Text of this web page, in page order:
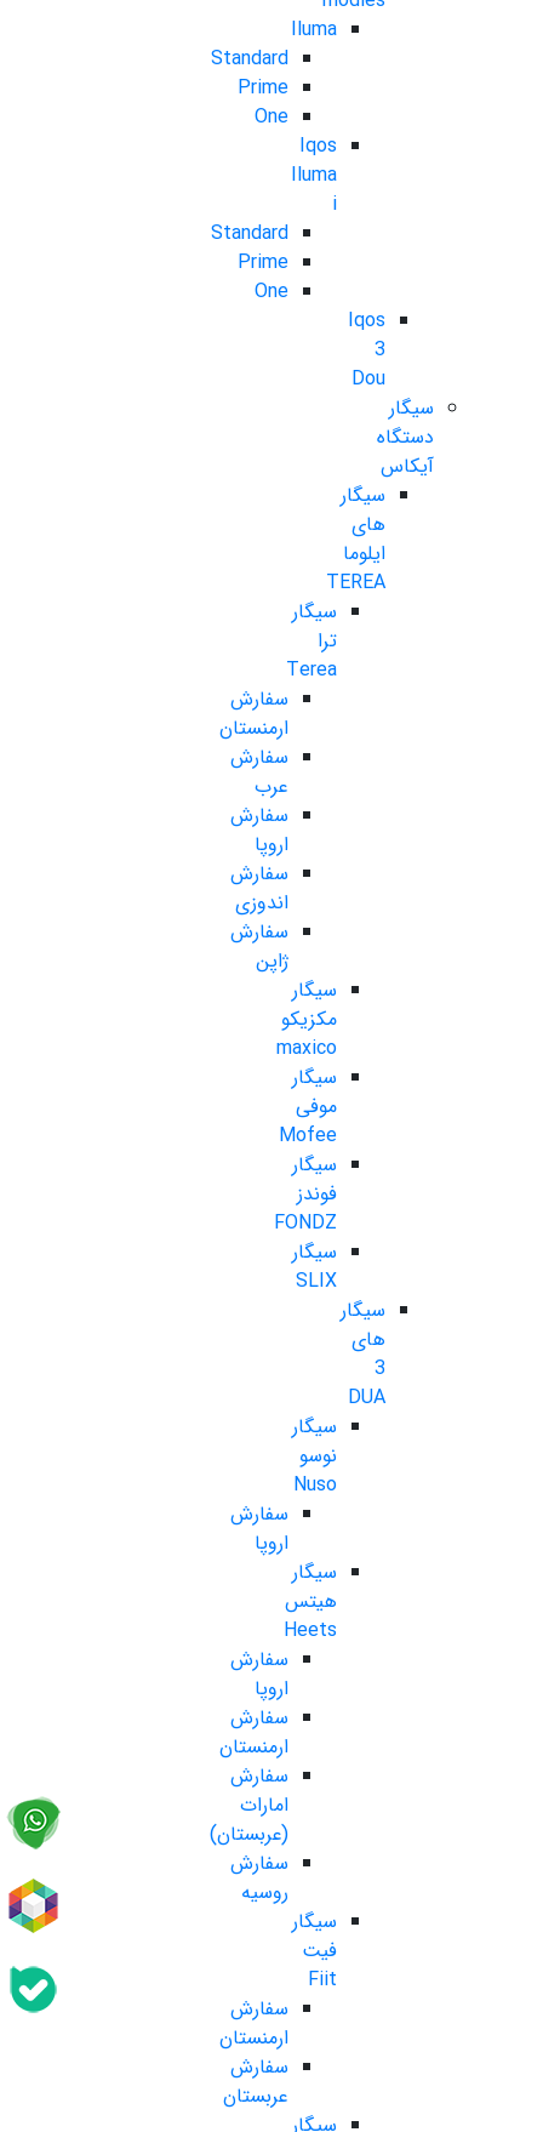
Iluma
Standard
Prime
One
Iqos
Iluma
i
Standard
Prime
One
Iqos
3
Dou
سیگار
دستگاه
آیکاس
سیگار
های
ایلوما
TEREA
سیگار
ترا
Terea
سفارش
ارمنستان
سفارش
عرب
سفارش
اروپا
سفارش
اندوزی
سفارش
ژاپن
سیگار
مکزیکو
maxico
سیگار
موفی
Mofee
سیگار
فوندز
FONDZ
سیگار
SLIX
سیگار
های
3
DUA
سیگار
نوسو
Nuso
سفارش
اروپا
سیگار
هیتس
Heets
سفارش
اروپا
سفارش
ارمنستان
سفارش
امارات
(عربستان)
سفارش
روسیه
سیگار
فیت
Fiit
سفارش
ارمنستان
سفارش
عربستان
سیگار